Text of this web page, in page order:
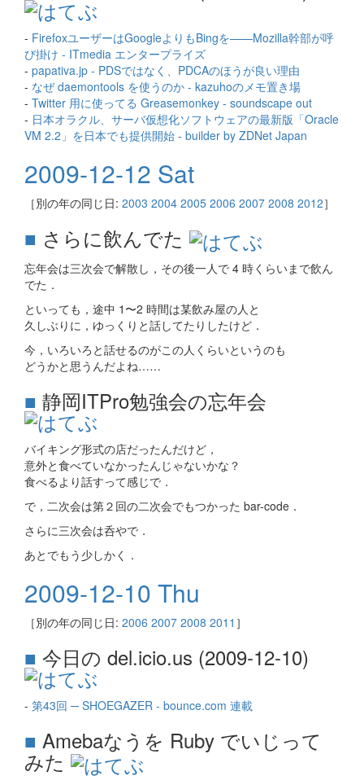
- FirefoxユーザーはGoogleよりもBingを——Mozilla幹部が呼
び掛け - ITmedia エンタープライズ
- papativa.jp - PDSではなく、PDCAのほうが良い理由
- なぜ daemontools を使うのか - kazuhoのメモ置き場
- Twitter 用に使ってる Greasemonkey - soundscape out
- 日本オラクル、サーバ仮想化ソフトウェアの最新版「Oracle
VM 2.2」を日本でも提供開始 - builder by ZDNet Japan
2009-12-12 Sat
［別の年の同じ日: 2003 2004 2005 2006 2007 2008 2012］
■ さらに飲んでた
忘年会は三次会で解散し，その後一人で 4 時くらいまで飲ん
でた．
といっても，途中 1〜2 時間は某飲み屋の人と
久しぶりに，ゆっくりと話してたりしたけど．
今，いろいろと話せるのがこの人くらいというのも
どうかと思うんだよね……
■ 静岡ITPro勉強会の忘年会
バイキング形式の店だったんだけど，
意外と食べていなかったんじゃないかな？
食べるより話すって感じで．
で，二次会は第２回の二次会でもつかった bar-code．
さらに三次会は呑やで．
あとでもう少しかく．
2009-12-10 Thu
［別の年の同じ日: 2006 2007 2008 2011 ］
■ 今日の del.icio.us (2009-12-10)
- 第43回 ─ SHOEGAZER - bounce.com 連載
■ Amebaなうを Ruby でいじって
みた